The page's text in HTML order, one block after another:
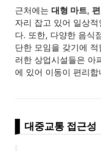
근처에는 대형 마트,
자리 잡고 있어 일상
다. 또한, 다양한 음식
단한 모임을 갖기에
러한 상업시설들은 아
에 있어 이동이 편리합
대중교통 접근성